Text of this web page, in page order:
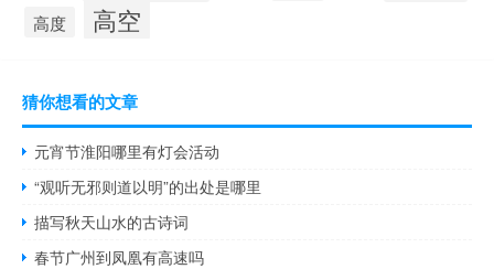
高度 高空
猜你想看的文章
元宵节淮阳哪里有灯会活动
“观听无邪则道以明”的出处是哪里
描写秋天山水的古诗词
春节广州到凤凰有高速吗